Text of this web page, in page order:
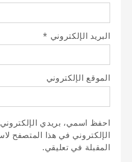
البريد الإلكتروني *
الموقع الإلكتروني
احفظ اسمي، بريدي
الإلكتروني في هذا المتصفح
المقبلة في تعليقي.